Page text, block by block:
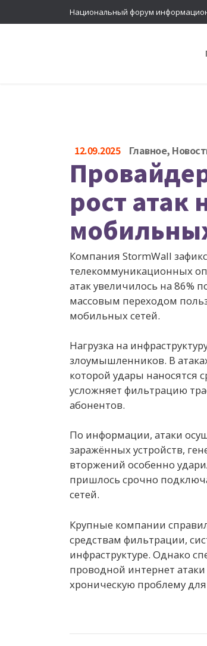
Национальный форум
12.09.2025 Главное,
рост атак
Компания StormWall
телекоммуникационных
атак увеличилось на 86%
массовым переходом
мобильных сетей.
Нагрузка на
злоумышленников. В
которой удары наносятся
усложняет фильтрацию
абонентов.
По информации, атаки
заражённых устройств,
вторжений особенно
пришлось срочно
сетей.
Крупные компании
средствам фильтрации,
инфраструктуре. Однако
проводной интернет
хроническую проблему